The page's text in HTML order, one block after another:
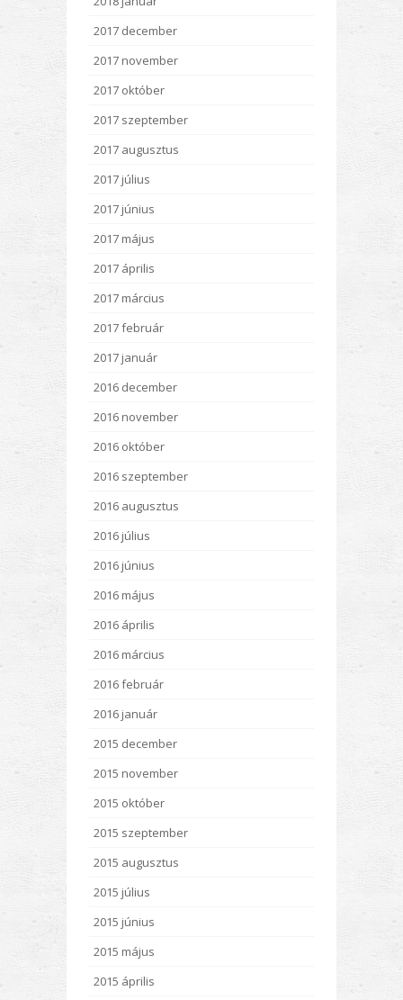
2017 december
2017 november
2017 október
2017 szeptember
2017 augusztus
2017 július
2017 június
2017 május
2017 április
2017 március
2017 február
2017 január
2016 december
2016 november
2016 október
2016 szeptember
2016 augusztus
2016 július
2016 június
2016 május
2016 április
2016 március
2016 február
2016 január
2015 december
2015 november
2015 október
2015 szeptember
2015 augusztus
2015 július
2015 június
2015 május
2015 április